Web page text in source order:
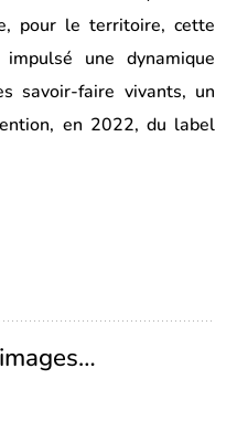
pour le territoire, cette
une dynamique
savoir-faire vivants, un
en 2022, du label